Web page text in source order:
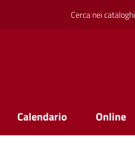
Cerca nei cataloghi
Calendario Online